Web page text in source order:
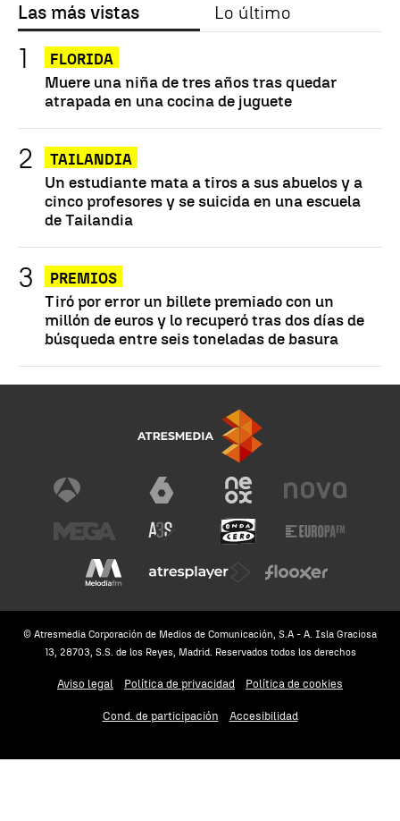
Las más vistas Lo último
FLORIDA
Muere una niña de tres años tras quedar
atrapada en una cocina de juguete
TAILANDIA
Un estudiante mata a tiros a sus abuelos y a
cinco profesores y se suicida en una escuela
de Tailandia
PREMIOS
Tiró por error un billete premiado con un
millón de euros y lo recuperó tras dos días de
búsqueda entre seis toneladas de basura
© Atresmedia Corporación de Medios de Comunicación, S.A - A. Isla Graciosa
13, 28703, S.S. de los Reyes, Madrid. Reservados todos los derechos
Aviso legal Política de privacidad Política de cookies
Cond. de participación Accesibilidad